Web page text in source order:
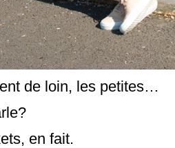
de loin, les petites…
en fait.